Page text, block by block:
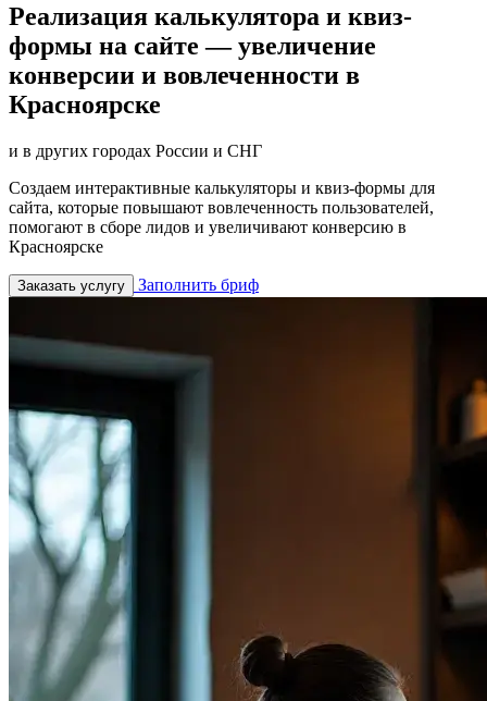
Реализация калькулятора и квиз-
формы на сайте — увеличение
конверсии и вовлеченности в
Красноярске
и в других городах России и СНГ
Создаем интерактивные калькуляторы и квиз-формы для
сайта, которые повышают вовлеченность пользователей,
помогают в сборе лидов и увеличивают конверсию в
Красноярске
Заказать услугу Заполнить бриф